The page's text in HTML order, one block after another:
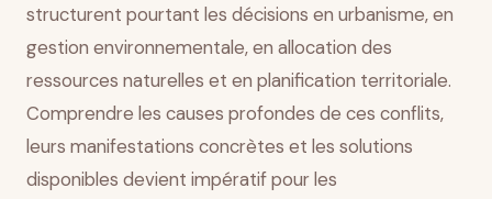
structurent pourtant les décisions en urbanisme, en
gestion environnementale, en allocation des
ressources naturelles et en planification territoriale.
Comprendre les causes profondes de ces conflits,
leurs manifestations concrètes et les solutions
disponibles devient impératif pour les